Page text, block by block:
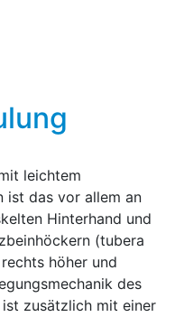
leichtem
ist das vor allem an
Hinterhand und
(tubera
höher und
des
zusätzlich mit einer